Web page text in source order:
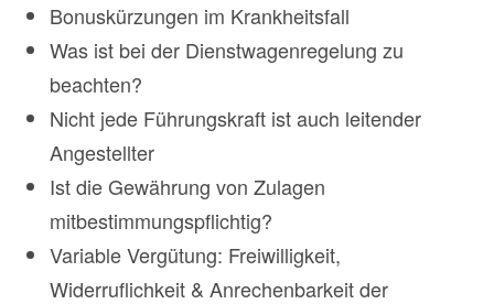
Bonuskürzungen im Krankheitsfall
Was ist bei der Dienstwagenregelung zu
beachten?
Nicht jede Führungskraft ist auch leitender
Angestellter
Ist die Gewährung von Zulagen
mitbestimmungspflichtig?
Variable Vergütung: Freiwilligkeit,
Widerruflichkeit & Anrechenbarkeit der